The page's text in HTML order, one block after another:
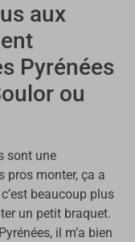
aux
Pyrénées
ou
sont une
pros monter, ça a
beaucoup plus
un petit braquet.
il m’a bien